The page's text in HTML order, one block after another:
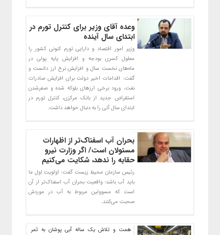
وعده آقای وزیر برای کنترل تورم در
ابتدای سال آینده
وزیر امور اقتصاد و دارایی تورم کنونی کشور را
معلول کسری بودجه و افزایش پایه پولی در
ماه‌های نخست سال و افزایش نرخ ارز دانست و
گفت: اقدامات اخیر دولت برای افزایش صادرات
نفت، ورود برخی ارزهای بلوکه شده و صفرشدن
استقراضِ جدید از بانک مرکزی، کنترل تورم در
ابتدای سال آتی را به دنبال خواهد داشت.
بحران آب اسفناک‌تر از اظهارات
مسئولان است/ اگر وزارت نیرو
حقابه را ندهد، شکایت می‌کنیم
رئیس سازمان محیط زیست گفت: اولویت اول ما
باید آب باشد؛ واقعیت بحران آب اسفناک‌تر از آن
است که مسوولین مربوط به آب در موردش
صحبت می‌کنند.
همت و تلاش یک ساله آبی پوشان به ثمر